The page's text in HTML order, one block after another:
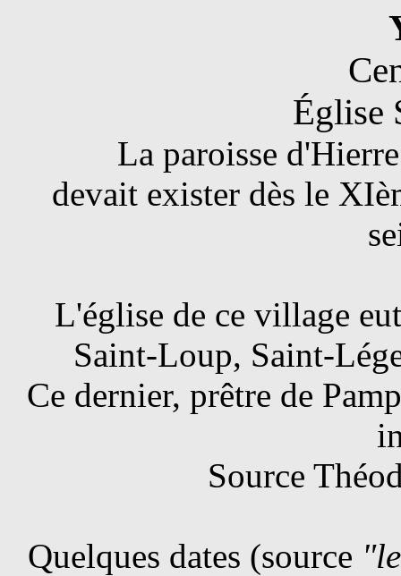
Église
La paroisse
devait exister dès le
L'église de ce village
Saint-Loup, Saint-
Ce dernier, prêtre de
Source
Quelques dates (source